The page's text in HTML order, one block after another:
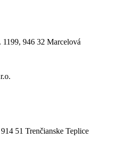
1199, 946 32 Marcelová
51 Trenčianske Teplice